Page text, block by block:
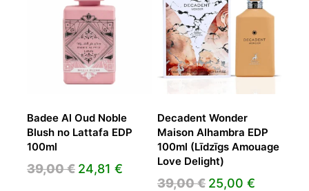
Badee Al Oud Noble
Blush no Lattafa EDP
100ml
39,00€ Original
24,81 € Current
Decadent Wonder
Maison Alhambra EDP
100ml (Līdzīgs Amouage
Love Delight)
39,00€ Original
25,00 €